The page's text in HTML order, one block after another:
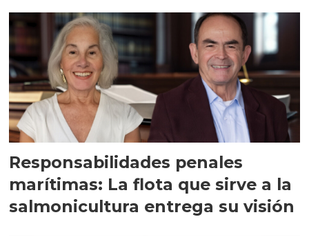
Responsabilidades penales
marítimas: La flota que sirve a la
salmonicultura entrega su visión